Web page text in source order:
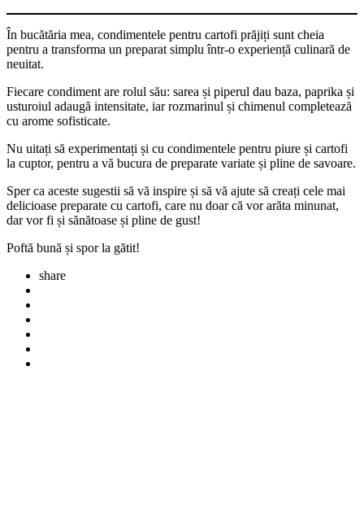
În bucătăria mea, condimentele pentru cartofi prăjiți sunt cheia
pentru a transforma un preparat simplu într-o experiență culinară de
neuitat.
Fiecare condiment are rolul său: sarea și piperul dau baza, paprika și
usturoiul adaugă intensitate, iar rozmarinul și chimenul completează
cu arome sofisticate.
Nu uitați să experimentați și cu condimentele pentru piure și cartofi
la cuptor, pentru a vă bucura de preparate variate și pline de savoare.
Sper ca aceste sugestii să vă inspire și să vă ajute să creați cele mai
delicioase preparate cu cartofi, care nu doar că vor arăta minunat,
dar vor fi și sănătoase și pline de gust!
Poftă bună și spor la gătit!
share